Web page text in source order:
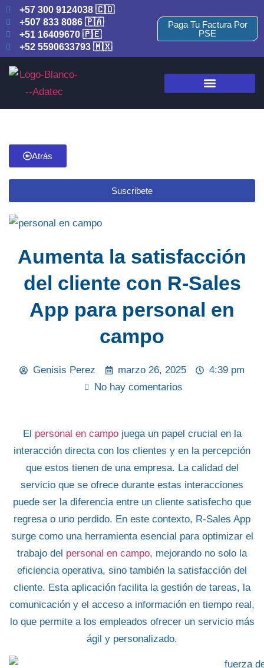
+57 300 9124038 🇨🇴
+507 833 8086 🇵🇦
+51 16409670 🇵🇪
+52 5590633793 🇲🇽
Paga Tu Factura Por
PSE
Atrás
Suscribete
Aumenta la satisfacción
del cliente con R-Sales
App para personal en
campo
Genisis Perez marzo 26, 2025
4:39 pm
No hay comentarios
El personal en campojuega un papel crucial en la
interacción directa con los clientes y en la percepción
que estos tienen de una empresa. La calidad del
servicio que se ofrece durante estas interacciones
puede ser la diferencia entre un cliente satisfecho que
regresa o uno perdido. En este contexto, R-Sales App
surge como una herramienta esencial para optimizar el
trabajo del personal en campo, mejorando no solo la
eficiencia operativa, sino también la satisfacción del
cliente. Esta aplicación facilita la gestión de tareas, la
comunicación y el acceso a información en tiempo real,
lo que permite a los empleados ofrecer un servicio más
ágil y personalizado.